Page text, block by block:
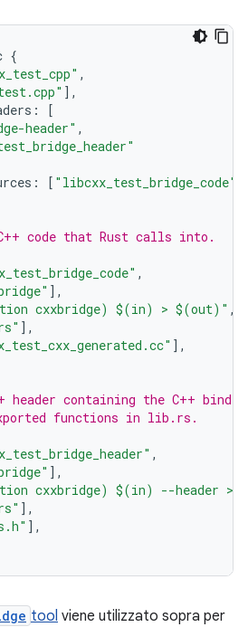
{
,
],
:
[
header" ,
: [ "libcxx_test_bridge_code"
code that Rust calls into.
,
],
cxxbridge) $(in) > $(out)" ,
],
],
header containing the C++
functions in lib.rs.
,
],
cxxbridge) $(in) --header >
],
],
tool viene utilizzato sopra per